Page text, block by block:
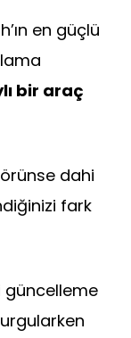
en güçlü
bir araç
dahi
fark
güncelleme